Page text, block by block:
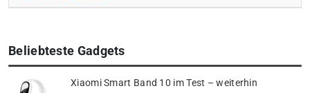
Beliebteste Gadgets
Xiaomi Smart Band 10 im Test – weiterhin